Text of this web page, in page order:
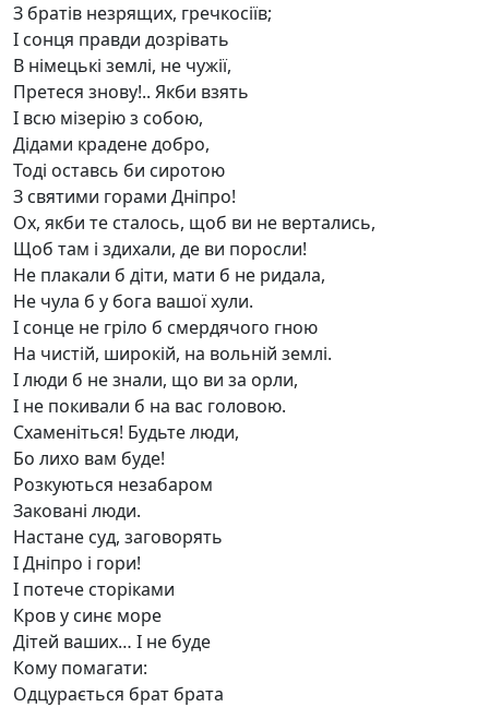
З братів незрящих, гречкосіїв;
І сонця правди дозрівать
В німецькі землі, не чужії,
Претеся знову!.. Якби взять
І всю мізерію з собою,
Дідами крадене добро,
Тоді оставсь би сиротою
З святими горами Дніпро!
Ох, якби те сталось, щоб ви не вертались,
Щоб там і здихали, де ви поросли!
Не плакали б діти, мати б не ридала,
Не чула б у бога вашої хули.
І сонце не гріло б смердячого гною
На чистій, широкій, на вольній землі.
І люди б не знали, що ви за орли,
І не покивали б на вас головою.
Схаменіться! Будьте люди,
Бо лихо вам буде!
Розкуються незабаром
Заковані люди.
Настане суд, заговорять
І Дніпро і гори!
І потече сторіками
Кров у синє море
Дітей ваших… І не буде
Кому помагати:
Одцурається брат брата